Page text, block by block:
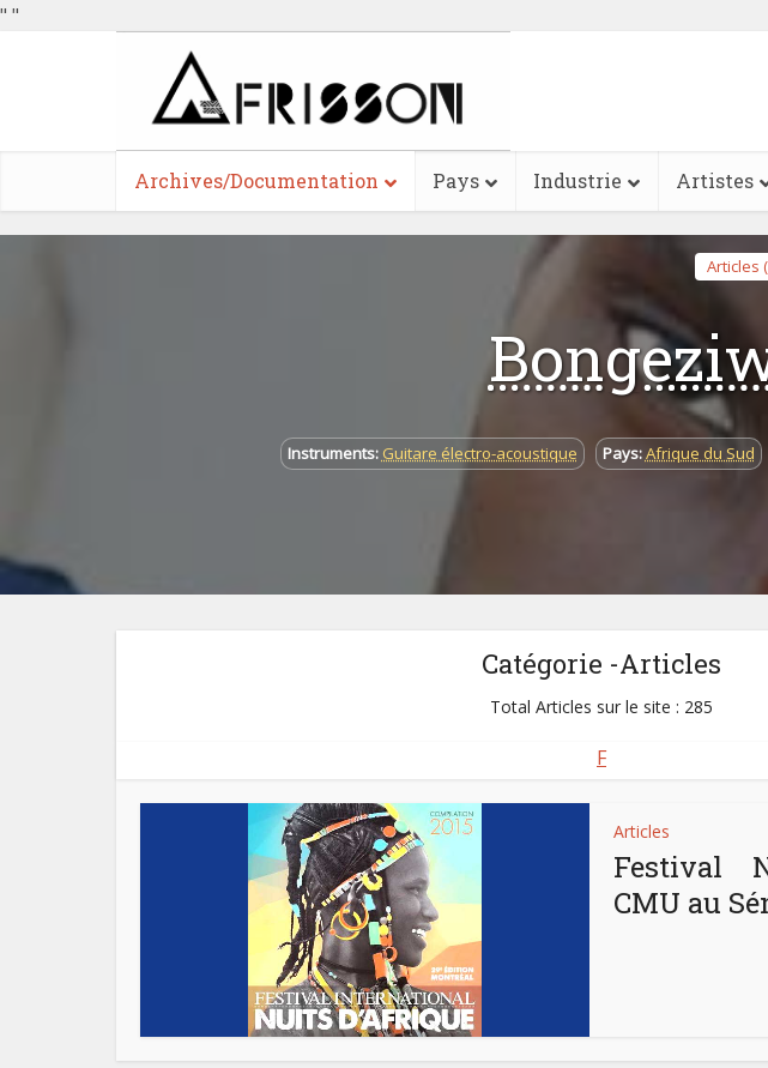
" "
Archives/Documentation Pays Industrie Artistes
Articles
Instruments: Guitare électro-acoustique Pays:Afrique du Sud
Catégorie -Articles
Total Articles sur le site : 285
F
Articles
Festival
CMU au